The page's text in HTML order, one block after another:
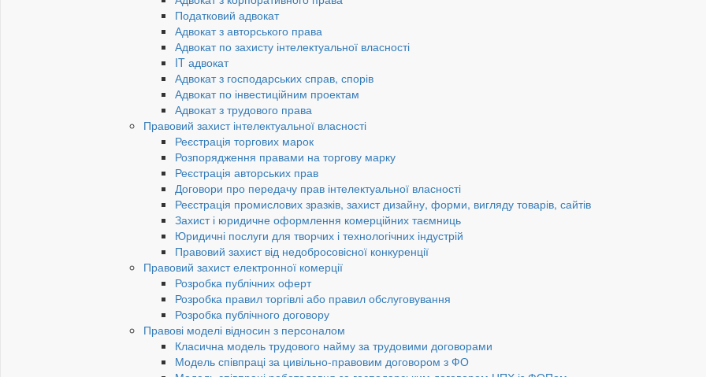
Податковий адвокат
Адвокат з авторського права
Адвокат по захисту інтелектуальної власності
IT адвокат
Адвокат з господарських справ, спорів
Адвокат по інвестиційним проектам
Адвокат з трудового права
Правовий захист інтелектуальної власності
Реєстрація торгових марок
Розпорядження правами на торгову марку
Реєстрація авторських прав
Договори про передачу прав інтелектуальної власності
Реєстрація промислових зразків, захист дизайну, форми, вигляду товарів, сайтів
Захист і юридичне оформлення комерційних таємниць
Юридичні послуги для творчих і технологічних індустрій
Правовий захист від недобросовісної конкуренції
Правовий захист електронної комерції
Розробка публічних оферт
Розробка правил торгівлі або правил обслуговування
Розробка публічного договору
Правові моделі відносин з персоналом
Класична модель трудового найму за трудовими договорами
Модель співпраці за цивільно-правовим договором з ФО